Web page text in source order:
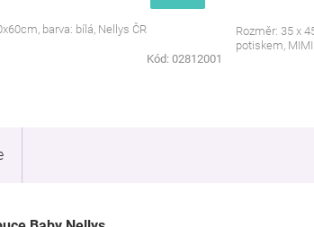
barva: bílá, Nellys ČR
Kód: 02812001
Rozměr: 35 x
potiskem,